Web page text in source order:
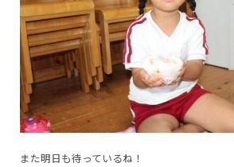
また明日も待っているね！